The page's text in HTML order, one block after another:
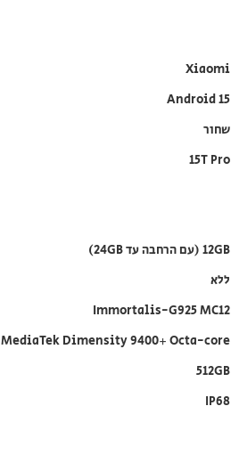
Xiaomi
Android 15
שחור
15T Pro
12GB (עם הרחבה עד 24GB)
ללא
Immortalis-G925 MC12
MediaTek Dimensity 9400+ Octa-core עד 3.73GHz
512GB
IP68